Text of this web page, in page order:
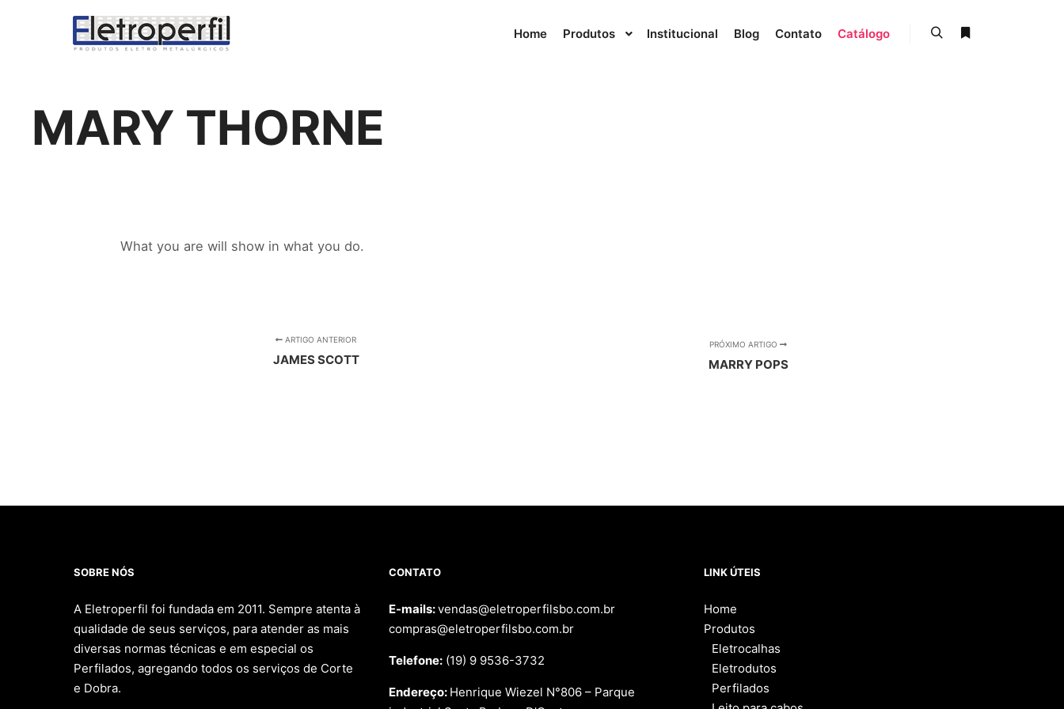
Home Produtos Institucional Blog Contato Catálogo
MARY THORNE
What you are will show in what you do.
ARTIGO ANTERIOR
JAMES SCOTT
PRÓXIMO ARTIGO
MARRY POPS
SOBRE NÓS
A Eletroperfil foi fundada em 2011. Sempre atenta à
qualidade de seus serviços, para atender as mais
diversas normas técnicas e em especial os
Perfilados, agregando todos os serviços de Corte
e Dobra.
CONTATO
E-mails:vendas@eletroperfilsbo.com.br
compras@eletroperfilsbo.com.br
Telefone:(19) 9 9536-3732
Endereço: Henrique Wiezel N°806 – Parque
LINK ÚTEIS
Home
Produtos
Eletrocalhas
Eletrodutos
Perfilados